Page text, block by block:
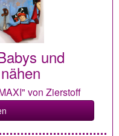
und
von Zierstoff